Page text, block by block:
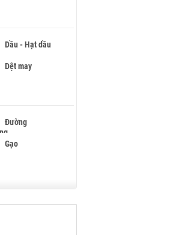
Dầu - Hạt dầu
Dệt may
Đường
Gạo